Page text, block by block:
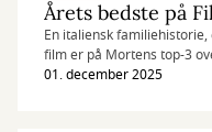
En italiensk
film er på Mortens top-3
01. december 2025